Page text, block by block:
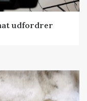
udfordrer